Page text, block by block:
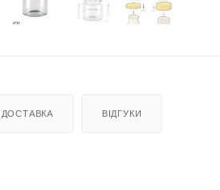
ДОСТАВКА ВІДГУКИ